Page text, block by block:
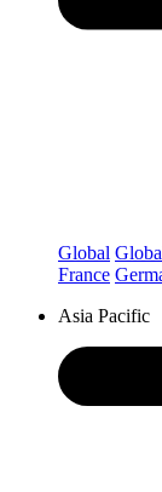
Global
France
Asia Pacific